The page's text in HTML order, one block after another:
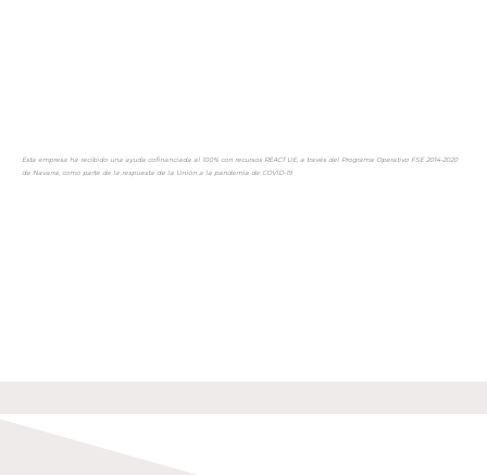
Esta empresa ha recibido una ayuda cofinanciada al 100% con recursos REACT UE, a través del Programa Operativo FSE 2014-2020
de Navarra, como parte de la respuesta de la Unión a la pandemia de COVID-19